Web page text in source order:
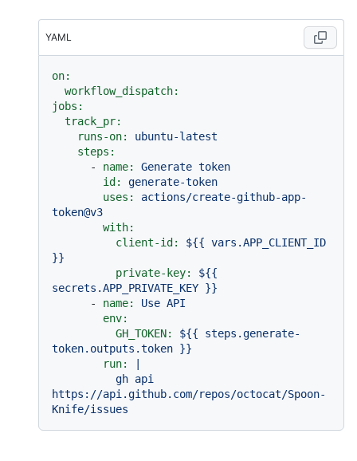
YAML
on:
workflow_dispatch:
jobs:
track_pr:
runs-on:
ubuntu-latest
steps:
-
name: Generate token
id:
generate-token
uses:
actions/create-github-app-
token@v3
with:
client-id:
${{ vars.APP_CLIENT_ID
}}
private-key:
${{
secrets.APP_PRIVATE_KEY }}
-
name: Use API
env:
GH_TOKEN:
${{
steps.generate-
token.outputs.token }}
run:
|
https://api.github.com/repos/octocat/Spoon-